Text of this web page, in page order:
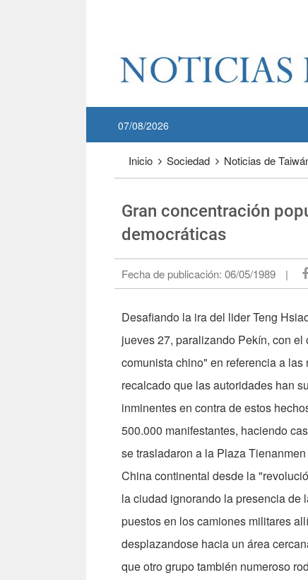
07/08/2026
Inicio Sociedad Noticias de
Gran concentración
democráticas
Fecha de publicación: 06/05/1989 |
Desafiando la ira del lider Teng
jueves 27, paralizando Pekín, con
comunista chino" en re­ferencia a
recalcado que las autoridades han
inminentes en contra de estos
500.000 manifestantes, ha­ciendo
se trasladaron a la Plaza
China continental desde la
la ciudad ignorando la presencia de
puestos en los camiones militares
desplazandose hacia un área
que otro grupo también nume­roso